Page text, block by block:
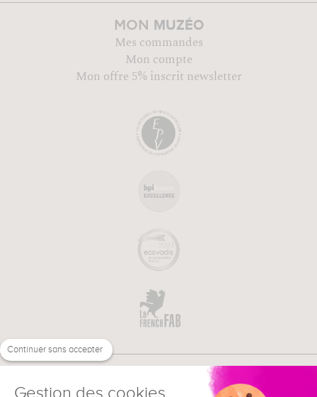
MON MUZÉO
Mes commandes
Mon compte
Mon offre 5% inscrit newsletter
Continuer sans accepter
Gestion des cookies